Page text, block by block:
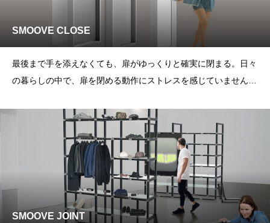
SMOOVE CLOSE
最後まで手を添えなくても、扉がゆっくりと確実に閉まる。日々
の暮らしの中で、扉を閉める動作にストレスを感じていません
SMOOVE JOINT